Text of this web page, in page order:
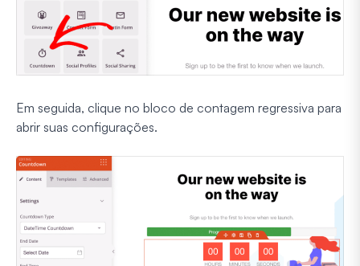
Em seguida, clique no bloco de contagem regressiva para
abrir suas configurações.